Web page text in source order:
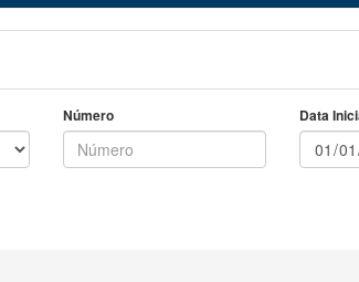
Número Data